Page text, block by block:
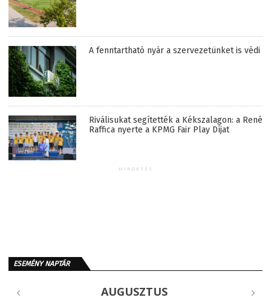
A fenntartható nyár a szervezetünket is védi
Riválisukat segítették a Kékszalagon: a René
Raffica nyerte a KPMG Fair Play Díjat
HIRDETÉS
ESEMÉNY NAPTÁR
AUGUSZTUS